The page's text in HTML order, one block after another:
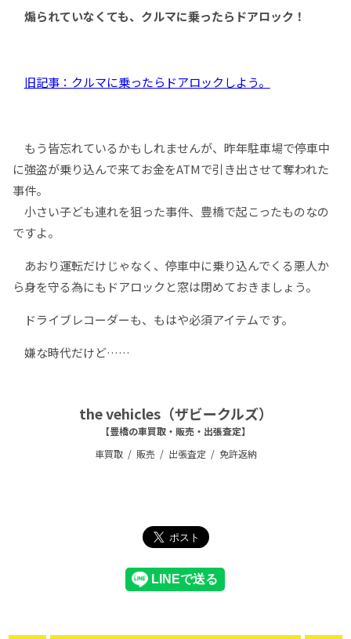
煽られていなくても、クルマに乗ったらドアロック！
旧記事：クルマに乗ったらドアロックしよう。
もう皆忘れているかもしれませんが、昨年駐車場で停車中
に強盗が乗り込んで来てお金をATMで引き出させて奪われた
事件。
小さい子ども連れを狙った事件、豊橋で起こったものなの
ですよ。
あおり運転だけじゃなく、停車中に乗り込んでくる悪人か
ら身を守る為にもドアロックと窓は閉めておきましょう。
ドライブレコーダーも、もはや必須アイテムです。
嫌な時代だけど……
the vehicles（ザビークルズ）
【豊橋の車買取・販売・出張査定】
車買取
販売 出張査定 免許返納